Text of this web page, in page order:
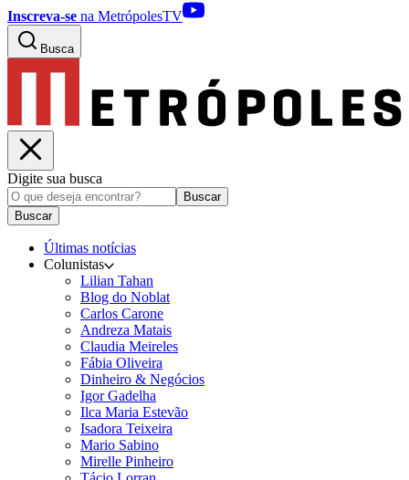
Inscreva-se na MetrópolesTV
Busca
Digite sua busca
Buscar
Buscar
Últimas notícias
Colunistas
Lilian Tahan
Blog do Noblat
Carlos Carone
Andreza Matais
Claudia Meireles
Fábia Oliveira
Dinheiro & Negócios
Igor Gadelha
Ilca Maria Estevão
Isadora Teixeira
Mario Sabino
Mirelle Pinheiro